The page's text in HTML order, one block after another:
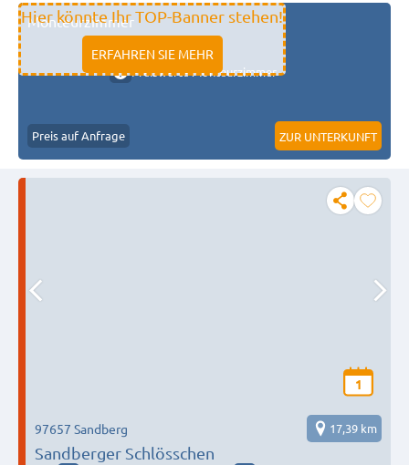
Hier könnte Ihr TOP-Banner stehen!
ERFAHREN SIE MEHR
Monteurzimmer
11333 fulda
Preiswerte Monteurzimmer
Preis auf Anfrage ZUR UNTERKUNFT
1
Sandberger Schlösschen
97657 Sandberg 17,39 km